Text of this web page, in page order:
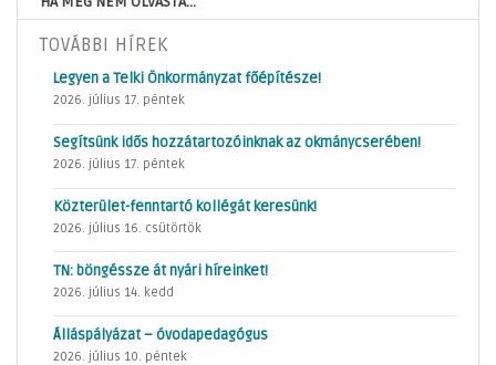
TOVÁBBI HÍREK
Legyen a Telki Önkormányzat főépítésze!
2026. július 17. péntek
Segítsünk idős hozzátartozóinknak az okmánycserében!
2026. július 17. péntek
Közterület-fenntartó kollégát keresünk!
2026. július 16. csütörtök
TN: böngéssze át nyári híreinket!
2026. július 14. kedd
Álláspályázat – óvodapedagógus
2026. július 10. péntek